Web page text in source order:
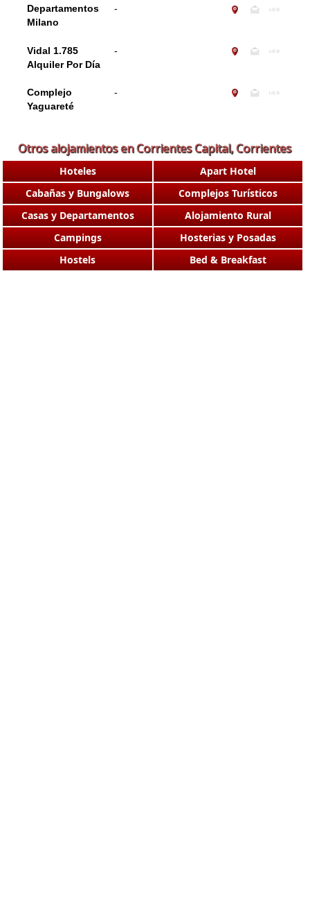
Departamentos
Milano
-
Vidal 1.785
Alquiler Por Día
-
Complejo
Yaguareté
-
Otros alojamientos en Corrientes Capital, Corrientes
Hoteles
Apart Hotel
Cabañas y Bungalows
Complejos Turísticos
Casas y Departamentos
Alojamiento Rural
Campings
Hosterias y Posadas
Hostels
Bed & Breakfast